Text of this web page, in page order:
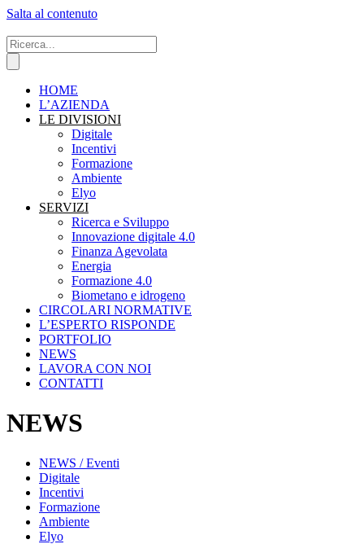
Salta al contenuto
HOME
L’AZIENDA
LE DIVISIONI
Digitale
Incentivi
Formazione
Ambiente
Elyo
SERVIZI
Ricerca e Sviluppo
Innovazione digitale 4.0
Finanza Agevolata
Energia
Formazione 4.0
Biometano e idrogeno
CIRCOLARI NORMATIVE
L’ESPERTO RISPONDE
PORTFOLIO
NEWS
LAVORA CON NOI
CONTATTI
NEWS
NEWS / Eventi
Digitale
Incentivi
Formazione
Ambiente
Elyo